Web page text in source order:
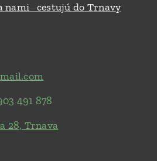
nami cestujú do Trnavy
491 878
28, Trnava